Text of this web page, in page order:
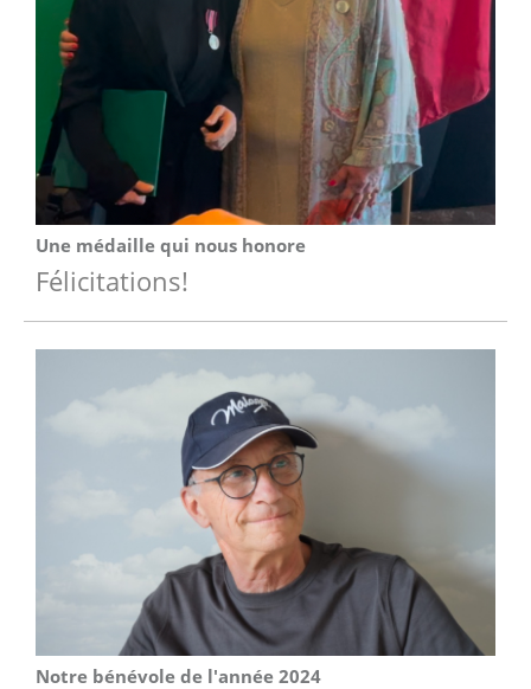
Une médaille qui nous honore
Félicitations!
Notre bénévole de l'année 2024